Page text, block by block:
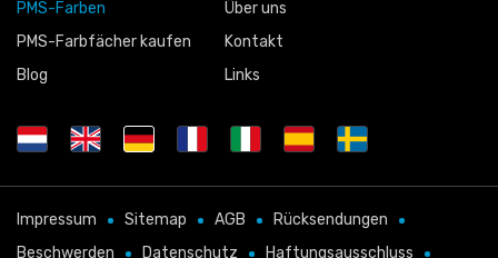
PMS-Farben
PMS-Farbfächer kaufen
Blog
Über uns
Kontakt
Links
Impressum Sitemap AGB
Rücksendungen
Beschwerden
Datenschutz Haftungsausschluss